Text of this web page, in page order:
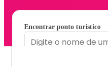
Encontrar ponto turístico